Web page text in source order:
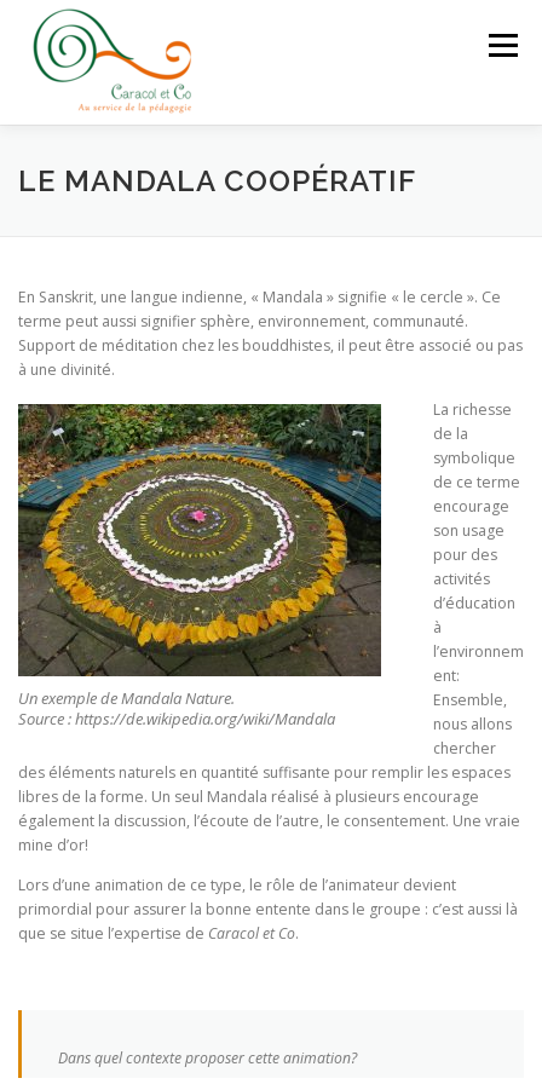
contenu
Menu
QUI SOMMES-NOUS FORMATIONS
LA MALLE À COOPÉRER CONTACTEZ-NOUS
LE MANDALA COOPÉRATIF
En Sanskrit, une langue indienne, « Mandala » signifie « le cercle ». Ce
terme peut aussi signifier sphère, environnement, communauté.
Support de méditation chez les bouddhistes, il peut être associé ou pas
à une divinité.
Un exemple de Mandala Nature.
Source : https://de.wikipedia.org/wiki/Mandala
La richesse
de la
symbolique
de ce terme
encourage
son usage
pour des
activités
d’éducation
à
l’environnem
ent:
Ensemble,
nous allons
chercher
des éléments naturels en quantité suffisante pour remplir les espaces
libres de la forme. Un seul Mandala réalisé à plusieurs encourage
également la discussion, l’écoute de l’autre, le consentement. Une vraie
mine d’or!
Lors d’une animation de ce type, le rôle de l’animateur devient
primordial pour assurer la bonne entente dans le groupe : c’est aussi là
que se situe l’expertise de Caracol et Co.
Dans quel contexte proposer cette animation?